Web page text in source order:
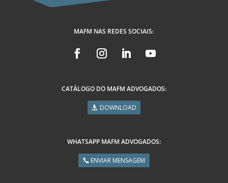
MAFM NAS REDES SOCIAIS:
CATÁLOGO DO MAFM ADVOGADOS:
DOWNLOAD
WHATSAPP MAFM ADVOGADOS:
ENVIAR MENSAGEM